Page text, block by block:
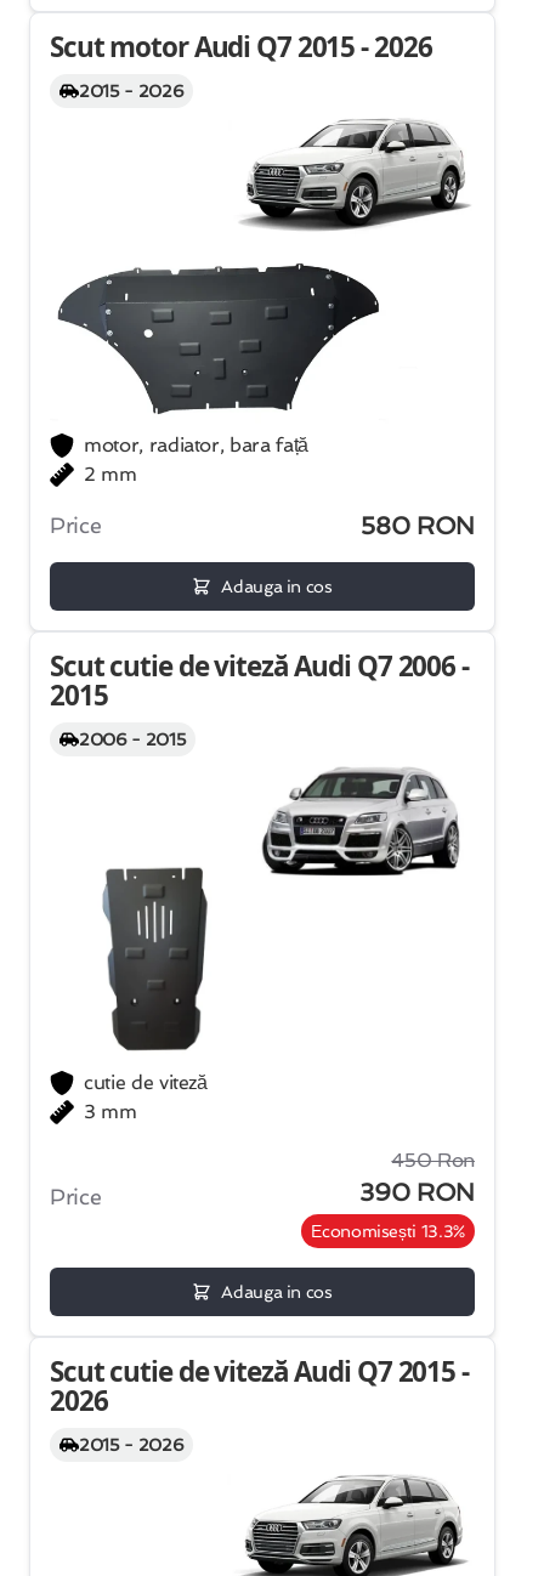
Scut motor Audi Q7 2015 - 2026
2015 - 2026
motor, radiator, bara față
2 mm
Price 580 RON
Adauga in cos
Scut cutie de viteză Audi Q7 2006 -
2015
2006 - 2015
cutie de viteză
3 mm
Price
450 Ron
390 RON
Economisești 13.3%
Adauga in cos
Scut cutie de viteză Audi Q7 2015 -
2026
2015 - 2026